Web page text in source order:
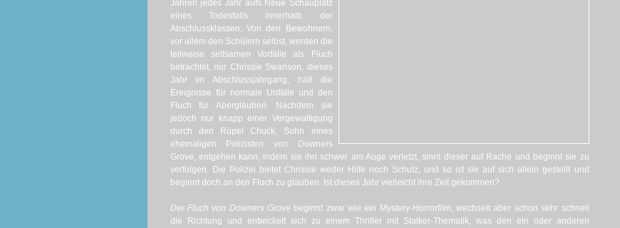
Jahren jedes Jahr aufs Neue Schauplatz
eines Todesfalls innerhalb der
Abschlussklassen. Von den Bewohnern,
vor allem den Schülern selbst, werden die
teilweise seltsamen Vorfälle als Fluch
betrachtet, nur Chrissie Swanson, dieses
Jahr im Abschlussjahrgang, hält die
Ereignisse für normale Unfälle und den
Fluch für Aberglauben. Nachdem sie
jedoch nur knapp einer Vergewaltigung
durch den Rüpel Chuck, Sohn eines
ehemaligen Polizisten von Downers
Grove, entgehen kann, indem sie ihn schwer am Auge verletzt, sinnt dieser auf Rache und beginnt sie zu
verfolgen. Die Polizei bietet Chrissie weder Hilfe noch Schutz, und so ist sie auf sich allein gestellt und
beginnt doch an den Fluch zu glauben. Ist dieses Jahr vielleicht ihre Zeit gekommen?
Der Fluch von Downers Grove beginnt zwar wie ein Mystery-Horrorfilm, wechselt aber schon sehr schnell
die Richtung und entwickelt sich zu einem Thriller mit Stalker-Thematik, was den ein oder anderen